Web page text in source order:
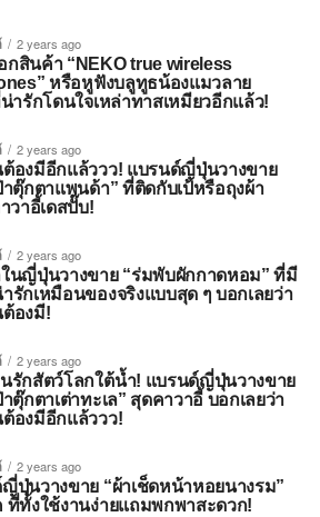
2 years ago
สินค้า “NEKO true wireless
หรือหูฟังบลูทูธน้องแมวลาย
ารักโดนใจเหล่าทาสเหมียวอีกแล้ว!
2 years ago
องมีอีกแล้ววว! แบรนด์ญี่ปุ่นวางขาย
าตุ๊กตาแพนด้า” ที่ติดกับเป้หรือถุงผ้า
วาอี้เดสปั๊บ!
2 years ago
นญี่ปุ่นวางขาย “ร่มพับผักกาดหอม” ที่มี
รักเหมือนของจริงแบบสุด ๆ บอกเลยว่า
องมี!
2 years ago
รักสัตว์โลกใต้น้ำ! แบรนด์ญี่ปุ่นวางขาย
าตุ๊กตาเต่าทะเล” สุดคาวาอี้ บอกเลยว่า
องมีอีกแล้ววว!
2 years ago
ปุ่นวางขาย “ผ้าเช็ดหน้าหอยนางรม”
ที่ทั้งใช้งานง่ายแถมพกพาสะดวก!